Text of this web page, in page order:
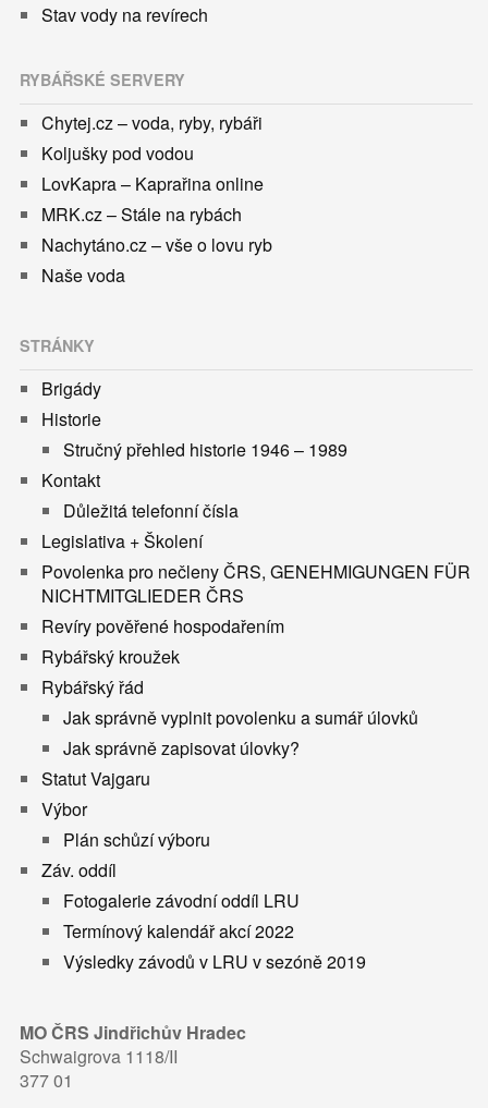
Stav vody na revírech
RYBÁŘSKÉ SERVERY
Chytej.cz – voda, ryby, rybáři
Koljušky pod vodou
LovKapra – Kaprařina online
MRK.cz – Stále na rybách
Nachytáno.cz – vše o lovu ryb
Naše voda
STRÁNKY
Brigády
Historie
Stručný přehled historie 1946 – 1989
Kontakt
Důležitá telefonní čísla
Legislativa + Školení
Povolenka pro nečleny ČRS, GENEHMIGUNGEN FÜR
NICHTMITGLIEDER ČRS
Revíry pověřené hospodařením
Rybářský kroužek
Rybářský řád
Jak správně vyplnit povolenku a sumář úlovků
Jak správně zapisovat úlovky?
Statut Vajgaru
Výbor
Plán schůzí výboru
Záv. oddíl
Fotogalerie závodní oddíl LRU
Termínový kalendář akcí 2022
Výsledky závodů v LRU v sezóně 2019
MO ČRS Jindřichův Hradec
Schwaigrova 1118/II
377 01